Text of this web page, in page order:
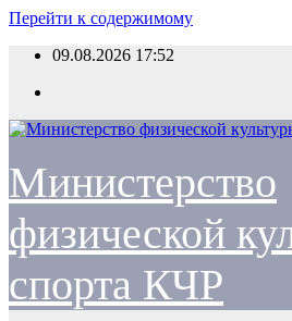
Перейти к содержимому
09.08.2026 17:52
Министерство
физической
спорта КЧР